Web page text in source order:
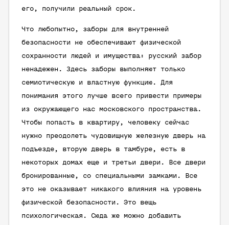
его, получили реальный срок.
Что любопытно, заборы для внутренней
безопасности не обеспечивают физической
сохранности людей и имущества: русский забор
ненадежен. Здесь заборы выполняют только
семиотическую и властную функцию. Для
понимания этого лучше всего привести примеры
из окружающего нас московского пространства.
Чтобы попасть в квартиру, человеку сейчас
нужно преодолеть чудовищную железную дверь на
подъезде, вторую дверь в тамбуре, есть в
некоторых домах еще и третьи двери. Все двери
бронированные, со специальными замками. Все
это не оказывает никакого влияния на уровень
физической безопасности. Это вещь
психологическая. Сюда же можно добавить